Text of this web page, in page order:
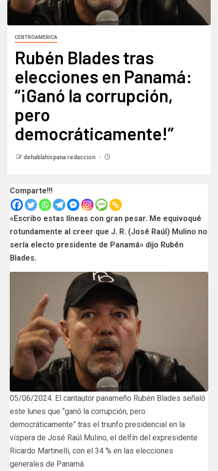
CENTROAMERICA
Rubén Blades tras
elecciones en Panamá:
“¡Ganó la corrupción,
pero
democráticamente!”
dehablahispana redaccion
Comparte!!!
«Escribo estas líneas con gran pesar. Me equivoqué
rotundamente al creer que J. R. (José Raúl) Mulino no
sería electo presidente de Panamá» dijo Rubén
Blades.
05/06/2024. El cantautor panameño Rubén Blades señaló
este lunes que “ganó la corrupción, pero
democráticamente” tras el triunfo presidencial en la
víspera de José Raúl Mulino, el delfín del expresidente
Ricardo Martinelli, con el 34 % en las elecciones
generales de Panamá.